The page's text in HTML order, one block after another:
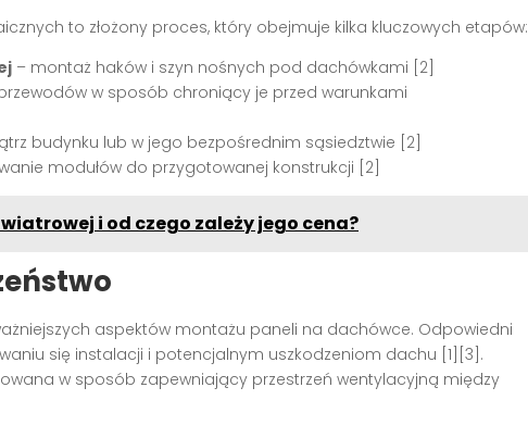
to złożony proces, który obejmuje kilka kluczowych etapów:
– montaż haków i szyn nośnych pod dachówkami [2]
w sposób chroniący je przed warunkami
budynku lub w jego bezpośrednim sąsiedztwie [2]
modułów do przygotowanej konstrukcji [2]
i od czego zależy jego cena?
aspektów montażu paneli na dachówce. Odpowiedni
się instalacji i potencjalnym uszkodzeniom dachu [1][3].
w sposób zapewniający przestrzeń wentylacyjną między